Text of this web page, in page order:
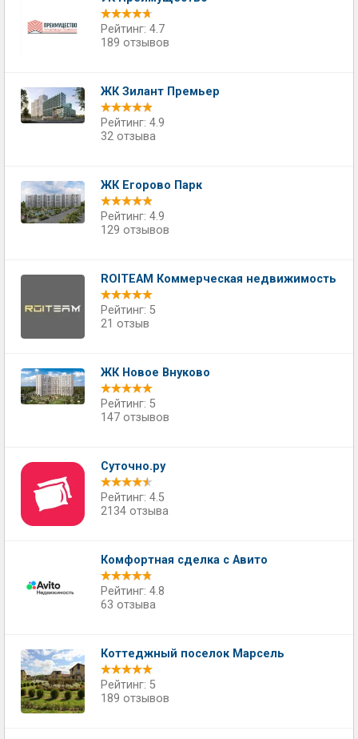
Рейтинг: 4.7
189 отзывов
ЖК Зилант Премьер
Рейтинг: 4.9
32 отзыва
ЖК Егорово Парк
Рейтинг: 4.9
129 отзывов
ROITEAM Коммерческая недвижимость
Рейтинг: 5
21 отзыв
ЖК Новое Внуково
Рейтинг: 5
147 отзывов
Суточно.ру
Рейтинг: 4.5
2134 отзыва
Комфортная сделка с Авито
Рейтинг: 4.8
63 отзыва
Коттеджный поселок Марсель
Рейтинг: 5
189 отзывов